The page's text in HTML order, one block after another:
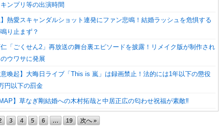
ンプリ等の出演時間
】熱愛スキャンダルショット連発にファン悲鳴！結婚ラッシュを危惧する
り止まず？
「ごくせん2」再放送の舞台裏エピソードを披露！リメイク版が制作され
ウワサに発展
意喚起】大晦日ライブ「This is 嵐」は録画禁止！法的には1年以下の懲役
円以下の罰金
】草なぎ剛結婚への木村拓哉と中居正広の匂わせ祝福が素敵‼︎
3 4 5 6 … 19 次へ »